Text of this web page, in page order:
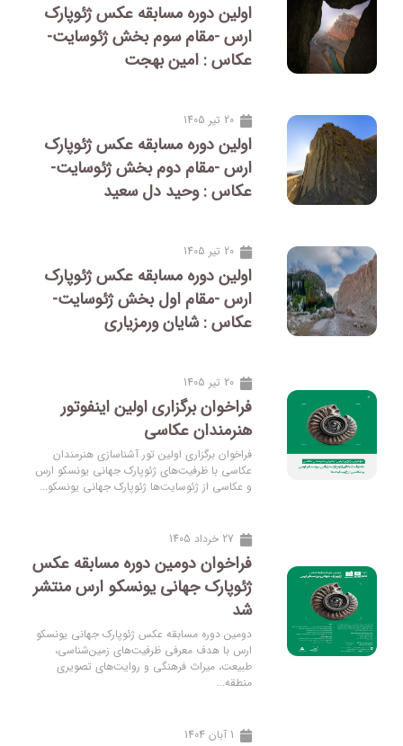
اولین دوره مسابقه عکس ژئوپارک
ارس -مقام سوم بخش ژئوسایت-
عکاس : امین بهجت
20 تیر 1405
اولین دوره مسابقه عکس ژئوپارک
ارس -مقام دوم بخش ژئوسایت-
عکاس : وحید دل سعید
20 تیر 1405
اولین دوره مسابقه عکس ژئوپارک
ارس -مقام اول بخش ژئوسایت-
عکاس : شایان ورمزیاری
20 تیر 1405
فراخوان برگزاری اولین اینفوتور
هنرمندان عکاسی
فراخوان برگزاری اولین تور آشناسازی هنرمندان
عکاسی با ظرفیت‌های ژئوپارک جهانی یونسکو ارس
و عکاسی از ژئوسایت‌ها ژئوپارک جهانی یونسکو...
27 خرداد 1405
فراخوان دومین دوره مسابقه عکس
ژئوپارک جهانی یونسکو ارس منتشر
شد
دومین دوره مسابقه عکس ژئوپارک جهانی یونسکو
ارس با هدف معرفی ظرفیت‌های زمین‌شناسی،
طبیعت، میراث فرهنگی و روایت‌های تصویری
منطقه...
1 آبان 1404